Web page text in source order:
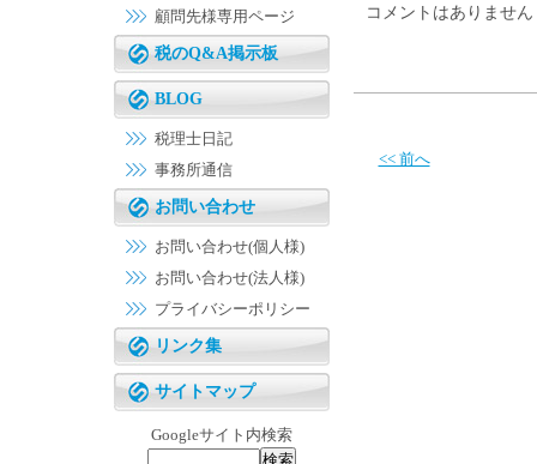
顧問先様専用ページ
税のQ&A掲示板
BLOG
税理士日記
事務所通信
お問い合わせ
お問い合わせ(個人様)
お問い合わせ(法人様)
プライバシーポリシー
リンク集
サイトマップ
Googleサイト内検索
コメントはありません
<< 前へ